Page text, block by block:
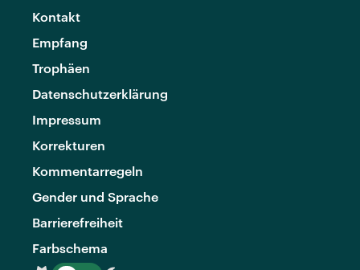
Kontakt
Empfang
Trophäen
Datenschutzerklärung
Impressum
Korrekturen
Kommentarregeln
Gender und Sprache
Barrierefreiheit
Farbschema